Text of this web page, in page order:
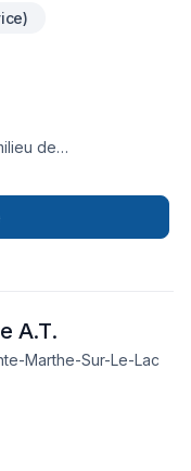
de
Dalles
des végétaux-
ponceaux.
A.T.
Marthe-Sur-Le-Lac